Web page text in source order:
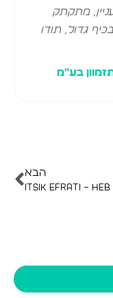
מתקתק
גדול, תודו
בע"מ
הבא
Itsik Efrati – heb